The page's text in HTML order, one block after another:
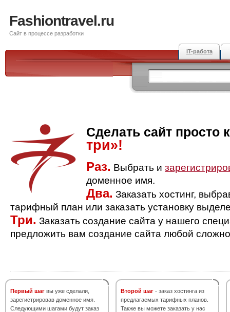
Fashiontravel.ru
Сайт в процессе разработки
IT-работа
Сделать сайт просто
три»!
Раз. Выбрать и
доменное имя.
Два. Заказать хостинг,
тарифный план или заказать установку
Три. Заказать создание сайта у нашего
предложить вам создание сайта любой
Первый шаг вы уже сделали,
зарегистрировав доменное имя.
Следующими шагами будут заказ
Второй шаг - заказ хостинга из
предлагаемых тарифных планов.
Также вы можете заказать у нас